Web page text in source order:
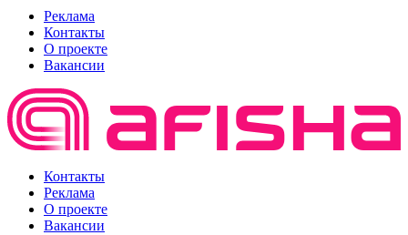
Реклама
Контакты
О проекте
Вакансии
Контакты
Реклама
О проекте
Вакансии